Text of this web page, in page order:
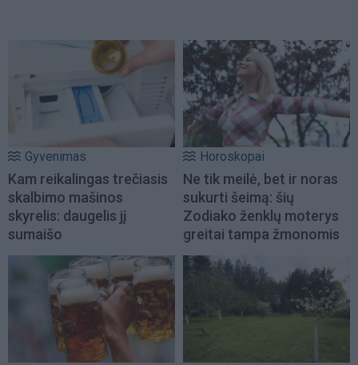
Gyvenimas
Kam reikalingas trečiasis
skalbimo mašinos
skyrelis: daugelis jį
sumaišo
Horoskopai
Ne tik meilė, bet ir noras
sukurti šeimą: šių
Zodiako ženklų moterys
greitai tampa žmonomis